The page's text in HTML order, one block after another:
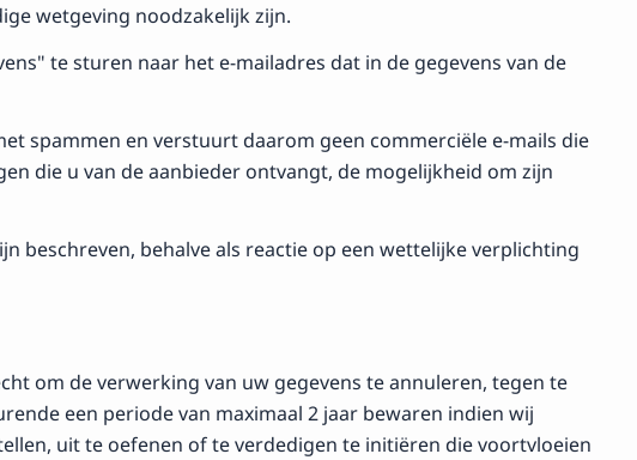
wetgeving noodzakelijk zijn.
te sturen naar het e-mailadres dat in de gegevens van de
spammen en verstuurt daarom geen commerciële e-mails die
die u van de aanbieder ontvangt, de mogelijkheid om zijn
beschreven, behalve als reactie op een wettelijke verplichting
om de verwerking van uw gegevens te annuleren, tegen te
een periode van maximaal 2 jaar bewaren indien wij
uit te oefenen of te verdedigen te initiëren die voortvloeien